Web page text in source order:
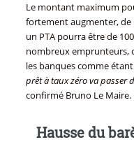
Le montant maximum
fortement augmenter, de
un PTA pourra être de
nombreux emprunteurs,
les banques comme
prêt à taux zéro va passer
confirmé Bruno Le Maire.
Hausse du